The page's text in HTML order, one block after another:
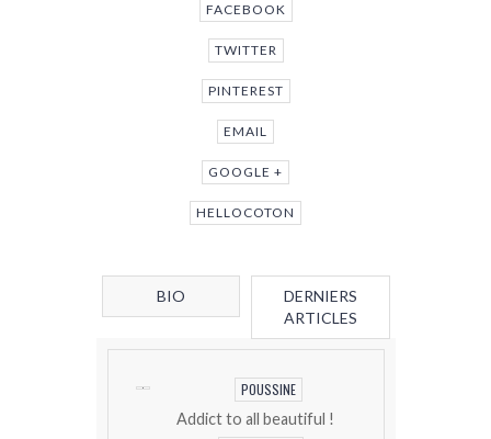
FACEBOOK
TWITTER
PINTEREST
EMAIL
GOOGLE +
HELLOCOTON
BIO
DERNIERS
ARTICLES
POUSSINE
Addict to all beautiful !